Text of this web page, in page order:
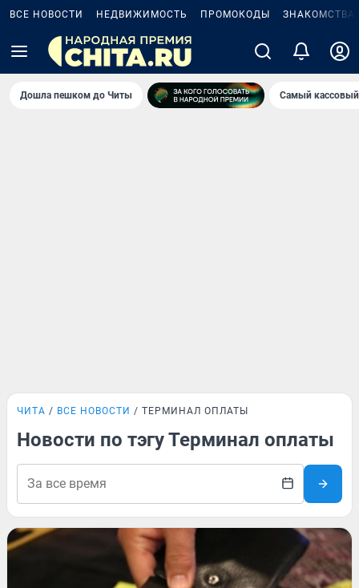
ВСЕ НОВОСТИ НЕДВИЖИМОСТЬ ПРОМОКОДЫ ЗНАКОМСТВА
Дошла пешком до Читы Самый
ЧИТА ВСЕ НОВОСТИ ТЕРМИНАЛ ОПЛАТЫ
Новости по тэгу Терминал оплаты